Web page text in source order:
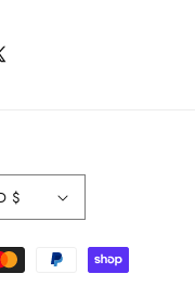
アメリカ合衆国 | USD $